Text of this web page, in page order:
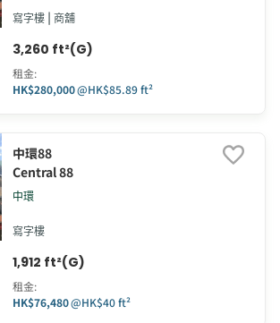
寫字樓 | 商舖
3,260 ft²(G)
租金:
HK$280,000@HK$85.89 ft²
中環88
Central 88
中環
寫字樓
1,912 ft²(G)
租金:
HK$76,480@HK$40 ft²